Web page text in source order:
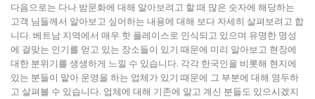
다음으로는 다나 밤문화에 대해 알아보려고 할 때 많은 숫자에 해당하는
고객 님들께서 알아보고 싶어하는 내용에 대해 보다 자세히 살펴보려고 합
니다. 베트남 지역에서 매우 핫 플레이스로 인식되고 있으며 유명한 명성
에 걸맞는 인기를 얻고 있는 장소들이 있기 때문에 미리 알아보고 현장에
대한 분위기를 생생하게 느낄 수 있습니다. 각각 한국인을 비롯해 현지에
있는 분들이 맡아 운영을 하는 업체가 있기 때문에 그 부분에 대해 염두하
고 살펴볼 수 있습니다. 업체에 대해 기존에 알고 계신 분들도 있으시겠지